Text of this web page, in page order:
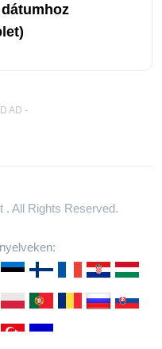
AD -
. All Rights Reserved.